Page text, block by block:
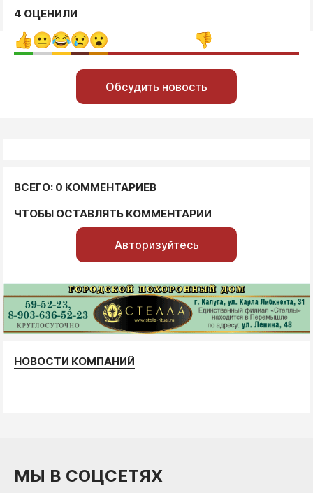
4 ОЦЕНИЛИ
Обсудить новость
ВСЕГО: 0 КОММЕНТАРИЕВ
ЧТОБЫ ОСТАВЛЯТЬ КОММЕНТАРИИ
Авторизуйтесь
НОВОСТИ КОМПАНИЙ
МЫ В СОЦСЕТЯХ